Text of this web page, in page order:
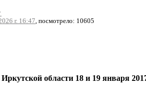
г. 16:47, посмотрело: 10605
области 18 и 19 января